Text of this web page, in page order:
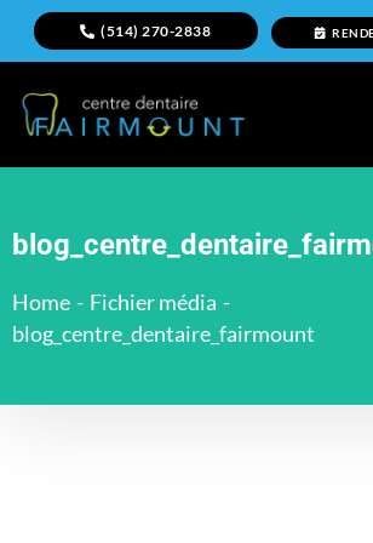
(514) 270-2838
Home - Fichier média -
blog_centre_dentaire_fairmount